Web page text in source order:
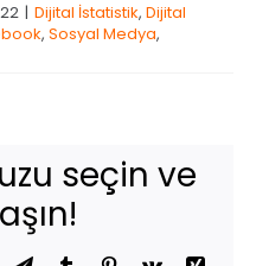
| Dijital İstatistik, Dijital
, Sosyal Medya,
seçin ve